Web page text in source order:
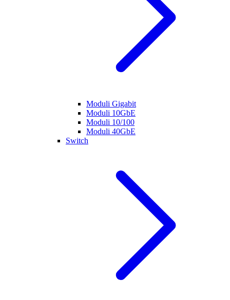
Moduli Gigabit
Moduli 10GbE
Moduli 10/100
Moduli 40GbE
Switch